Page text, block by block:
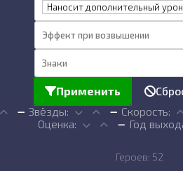
Наносит дополнительный урон
Применить
Звёзды:
Скорость:
Оценка:
Год
Героев: 52